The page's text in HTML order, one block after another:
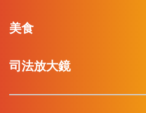
美食
司法放大鏡